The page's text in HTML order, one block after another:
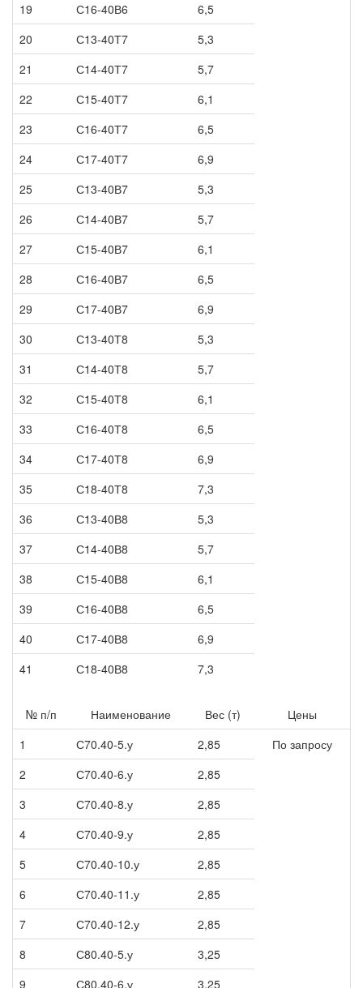
19
С16-40В6
6,5
20
С13-40Т7
5,3
21
С14-40Т7
5,7
22
С15-40Т7
6,1
23
С16-40Т7
6,5
24
С17-40Т7
6,9
25
С13-40В7
5,3
26
С14-40В7
5,7
27
С15-40В7
6,1
28
С16-40В7
6,5
29
С17-40В7
6,9
30
С13-40Т8
5,3
31
С14-40Т8
5,7
32
С15-40Т8
6,1
33
С16-40Т8
6,5
34
С17-40Т8
6,9
35
С18-40Т8
7,3
36
С13-40В8
5,3
37
С14-40В8
5,7
38
С15-40В8
6,1
39
С16-40В8
6,5
40
С17-40В8
6,9
41
С18-40В8 7,3
№ п/п Наименование Вес (т)
Цены
1
С70.40-5.у 2,85
По запросу
2
С70.40-6.у
2,85
3
С70.40-8.у
2,85
4
С70.40-9.у
2,85
5
С70.40-10.у
2,85
6
С70.40-11.у
2,85
7
С70.40-12.у
2,85
8
С80.40-5.у
3,25
9
С80.40-6.у 3,25